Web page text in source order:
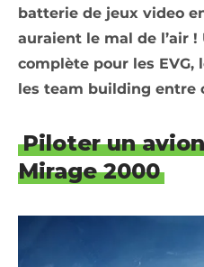
batterie de jeux video
auraient le mal de l’air !
complète pour les EVG,
les team building entre
Piloter un
Mirage 2000